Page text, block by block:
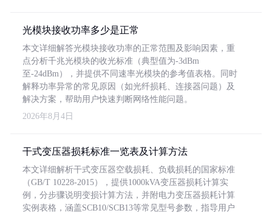
光模块接收功率多少是正常
本文详细解答光模块接收功率的正常范围及影响因素，重
点分析千兆光模块的收光标准（典型值为-3dBm
至-24dBm），并提供不同速率光模块的参考值表格。同时
解释功率异常的常见原因（如光纤损耗、连接器问题）及
解决方案，帮助用户快速判断网络性能问题。
2026年8月4日
干式变压器损耗标准一览表及计算方法
本文详细解析干式变压器空载损耗、负载损耗的国家标准
（GB/T 10228-2015），提供1000kVA变压器损耗计算实
例，分步骤说明变损计算方法，并附电力变压器损耗计算
实例表格，涵盖SCB10/SCB13等常见型号参数，指导用户